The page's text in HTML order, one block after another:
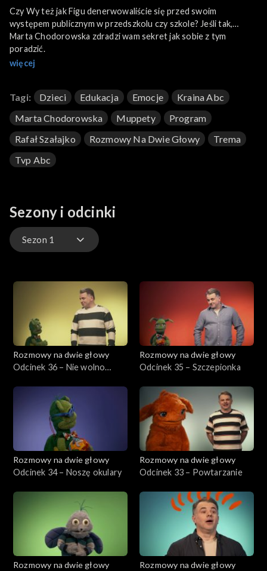
Czy Wy też jak Figu denerwowaliście się przed swoim
występem publicznym w przedszkolu czy szkole? Jeśli tak,
Marta Chodorowska zdradzi wam sekret jak sobie z tym
poradzić.
więcej
Tagi: Dzieci Edukacja Emocje
Kraina Abc
Marta Chodorowska
Muppety
Program
Rafał Szałajko
Rozmowy Na Dwie Głowy
Trema
Tvp Abc
Sezony i odcinki
Sezon 1
Rozmowy na dwie głowy
Odcinek 36 – Nie wolno
Rozmowy na dwie głowy
Odcinek 35 – Szczepionka
Rozmowy na dwie głowy
Odcinek 34 – Noszę okulary
Rozmowy na dwie głowy
Odcinek 33 – Powtarzanie
Rozmowy na dwie głowy
Rozmowy na dwie głowy